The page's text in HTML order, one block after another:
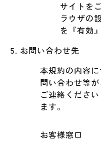
サイトを
ラウザの
を『有効
お問い合わせ先
本規約の内容
問い合わせ等
ご連絡くださ
ます。
お客様窓口